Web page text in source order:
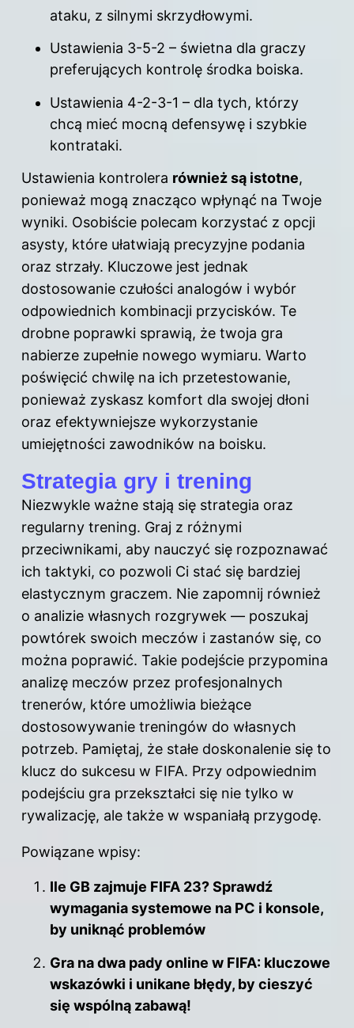
ataku, z silnymi skrzydłowymi.
Ustawienia 3-5-2 – świetna dla graczy
preferujących kontrolę środka boiska.
Ustawienia 4-2-3-1 – dla tych, którzy
chcą mieć mocną defensywę i szybkie
kontrataki.
Ustawienia kontrolera również są istotne,
ponieważ mogą znacząco wpłynąć na Twoje
wyniki. Osobiście polecam korzystać z opcji
asysty, które ułatwiają precyzyjne podania
oraz strzały. Kluczowe jest jednak
dostosowanie czułości analogów i wybór
odpowiednich kombinacji przycisków. Te
drobne poprawki sprawią, że twoja gra
nabierze zupełnie nowego wymiaru. Warto
poświęcić chwilę na ich przetestowanie,
ponieważ zyskasz komfort dla swojej dłoni
oraz efektywniejsze wykorzystanie
umiejętności zawodników na boisku.
Strategia gry i trening
Niezwykle ważne stają się strategia oraz
regularny trening. Graj z różnymi
przeciwnikami, aby nauczyć się rozpoznawać
ich taktyki, co pozwoli Ci stać się bardziej
elastycznym graczem. Nie zapomnij również
o analizie własnych rozgrywek — poszukaj
powtórek swoich meczów i zastanów się, co
można poprawić. Takie podejście przypomina
analizę meczów przez profesjonalnych
trenerów, które umożliwia bieżące
dostosowywanie treningów do własnych
potrzeb. Pamiętaj, że stałe doskonalenie się to
klucz do sukcesu w FIFA. Przy odpowiednim
podejściu gra przekształci się nie tylko w
rywalizację, ale także w wspaniałą przygodę.
Powiązane wpisy:
Ile GB zajmuje FIFA 23? Sprawdź
wymagania systemowe na PC i konsole,
by uniknąć problemów
Gra na dwa pady online w FIFA: kluczowe
wskazówki i unikane błędy, by cieszyć
się wspólną zabawą!